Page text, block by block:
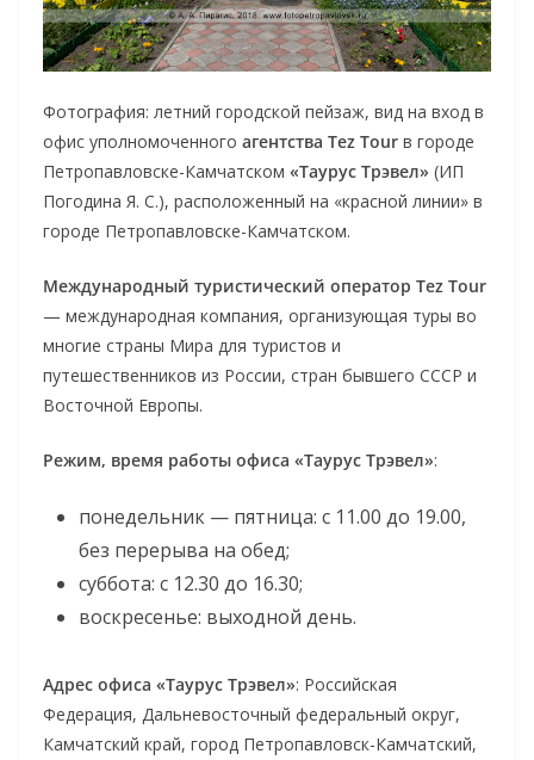
Фотография: летний городской пейзаж, вид на вход в
офис уполномоченного агентства Tez Tour в городе
Петропавловске-Камчатском «Таурус Трэвел» (ИП
Погодина Я. С.), расположенный на «красной линии» в
городе Петропавловске-Камчатском.
Международный туристический оператор Tez Tour
— международная компания, организующая туры во
многие страны Мира для туристов и
путешественников из России, стран бывшего СССР и
Восточной Европы.
Режим, время работы офиса «Таурус Трэвел»:
понедельник — пятница: с 11.00 до 19.00,
без перерыва на обед;
суббота: с 12.30 до 16.30;
воскресенье: выходной день.
Адрес офиса «Таурус Трэвел»: Российская
Федерация, Дальневосточный федеральный округ,
Камчатский край, город Петропавловск-Камчатский,